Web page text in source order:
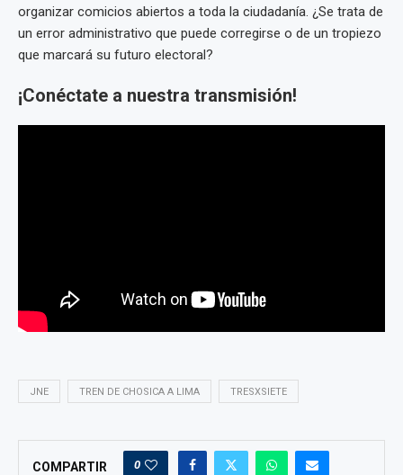
organizar comicios abiertos a toda la ciudadanía. ¿Se trata de
un error administrativo que puede corregirse o de un tropiezo
que marcará su futuro electoral?
¡Conéctate a nuestra transmisión!
JNE TREN DE CHOSICA A LIMA TRESXSIETE
COMPARTIR 0